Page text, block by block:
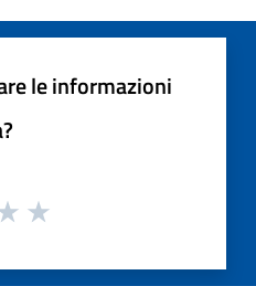
le informazioni